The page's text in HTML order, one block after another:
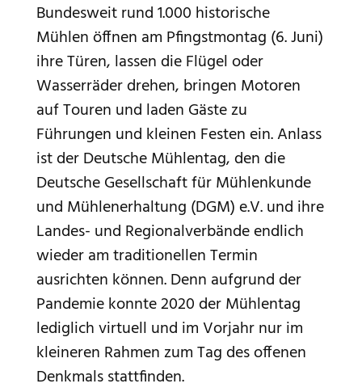
Bundesweit rund 1.000 historische
Mühlen öffnen am Pfingstmontag (6. Juni)
ihre Türen, lassen die Flügel oder
Wasserräder drehen, bringen Motoren
auf Touren und laden Gäste zu
Führungen und kleinen Festen ein. Anlass
ist der Deutsche Mühlentag, den die
Deutsche Gesellschaft für Mühlenkunde
und Mühlenerhaltung (DGM) e.V. und ihre
Landes- und Regionalverbände endlich
wieder am traditionellen Termin
ausrichten können. Denn aufgrund der
Pandemie konnte 2020 der Mühlentag
lediglich virtuell und im Vorjahr nur im
kleineren Rahmen zum Tag des offenen
Denkmals stattfinden.